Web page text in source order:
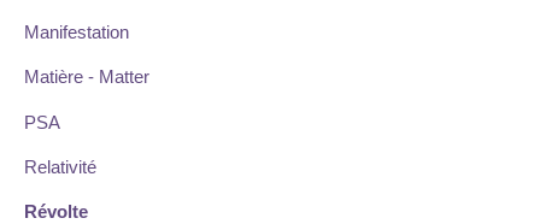
Manifestation
Matière - Matter
PSA
Relativité
Révolte